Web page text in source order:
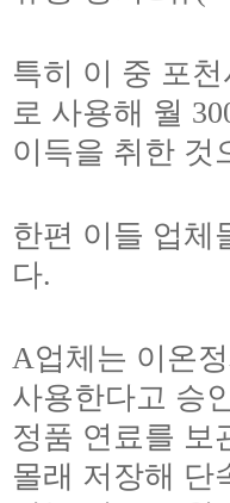
특히 이 중 포
로 사용해 월
이득을 취한 것
한편 이들 업체
다.
A업체는 이온
사용한다고 승
정품 연료를 보
몰래 저장해 단